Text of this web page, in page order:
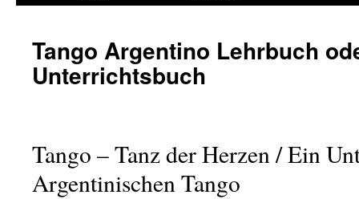
Tango Argentino Lehrbuch
Unterrichtsbuch
Tango – Tanz der Herzen / Ein
Argentinischen Tango